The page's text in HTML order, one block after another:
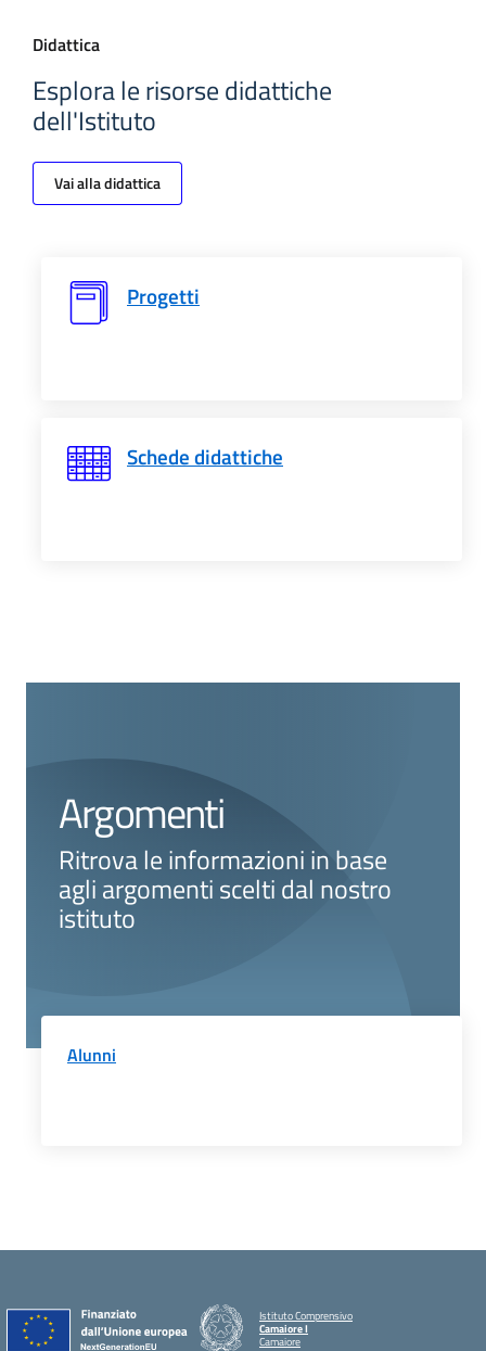
Didattica
Esplora le risorse didattiche
dell'Istituto
Vai alla didattica
Progetti
Schede didattiche
Argomenti
Ritrova le informazioni in base
agli argomenti scelti dal nostro
istituto
Alunni
Istituto Comprensivo
Camaiore I
Camaiore